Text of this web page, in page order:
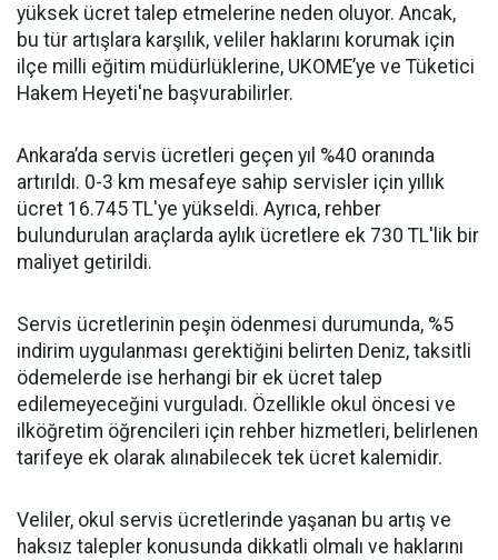
yüksek ücret talep etmelerine neden oluyor. Ancak,
bu tür artışlara karşılık, veliler haklarını korumak için
ilçe milli eğitim müdürlüklerine, UKOME’ye ve Tüketici
Hakem Heyeti'ne başvurabilirler.
Ankara’da servis ücretleri geçen yıl %40 oranında
artırıldı. 0-3 km mesafeye sahip servisler için yıllık
ücret 16.745 TL'ye yükseldi. Ayrıca, rehber
bulundurulan araçlarda aylık ücretlere ek 730 TL'lik bir
maliyet getirildi.
Servis ücretlerinin peşin ödenmesi durumunda, %5
indirim uygulanması gerektiğini belirten Deniz, taksitli
ödemelerde ise herhangi bir ek ücret talep
edilemeyeceğini vurguladı. Özellikle okul öncesi ve
ilköğretim öğrencileri için rehber hizmetleri, belirlenen
tarifeye ek olarak alınabilecek tek ücret kalemidir.
Veliler, okul servis ücretlerinde yaşanan bu artış ve
haksız talepler konusunda dikkatli olmalı ve haklarını